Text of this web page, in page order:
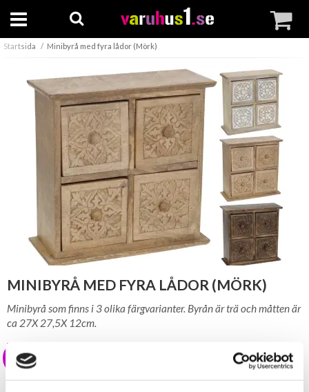
Startsida Minibyrå med fyra lådor (Mörk)
MINIBYRÅ MED FYRA LÅDOR (MÖRK)
Minibyrå som finns i 3 olika färgvarianter. Byrån är trä och måtten är
ca 27X 27,5X 12cm.
199 kr